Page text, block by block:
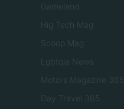
Gameland
Hig Tech Mag
Scoop Mag
Lgbtqia News
Motors Magazine 365
Day Travel 365